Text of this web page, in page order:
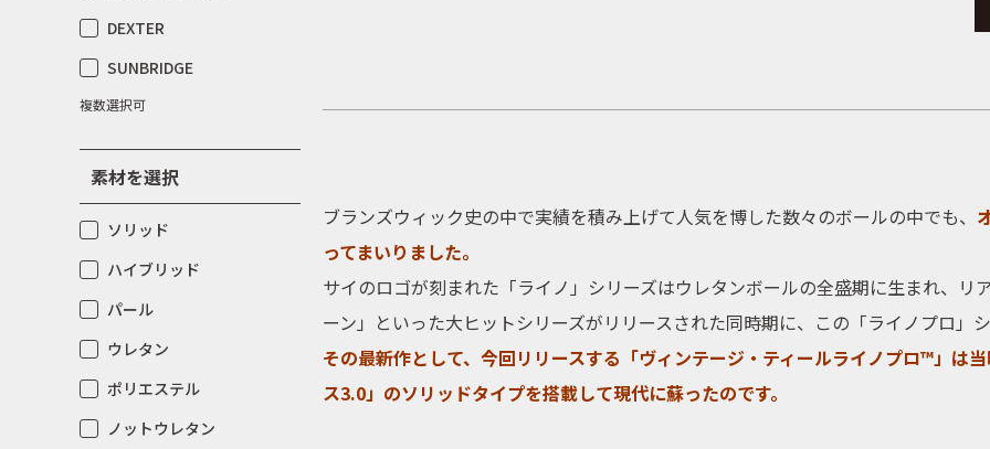
DEXTER
SUNBRIDGE
複数選択可
素材を選択
ソリッド
ハイブリッド
パール
ウレタン
ポリエステル
ノットウレタン
ブランズウィック史の中で実績を積み上げて人気を博した数々のボールの中でも、
ってまいりました。
サイのロゴが刻まれた「ライノ」シリーズはウレタンボールの全盛期に生まれ、リ
ーン」といった大ヒットシリーズがリリースされた同時期に、この「ライノプロ」
その最新作として、今回リリースする「ヴィンテージ・ティールライノプロ™」は
ス3.0」のソリッドタイプを搭載して現代に蘇ったのです。